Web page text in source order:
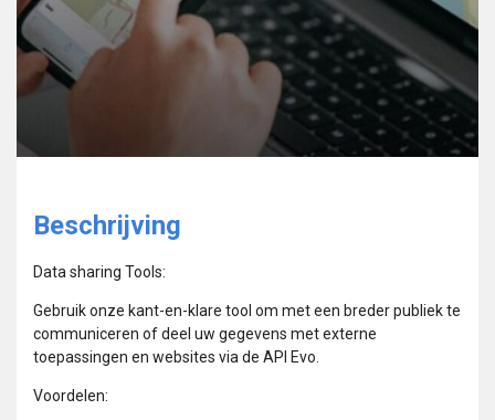
Beschrijving
Data sharing Tools:
Gebruik onze kant-en-klare tool om met een breder publiek te
communiceren of deel uw gegevens met externe
toepassingen en websites via de API Evo.
Voordelen: